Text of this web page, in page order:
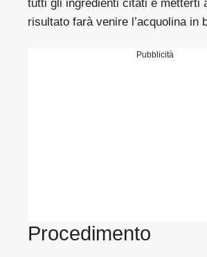
tutti gli ingredienti citati e metterti
risultato farà venire l’acquolina in
Pubblicità
Procedimento